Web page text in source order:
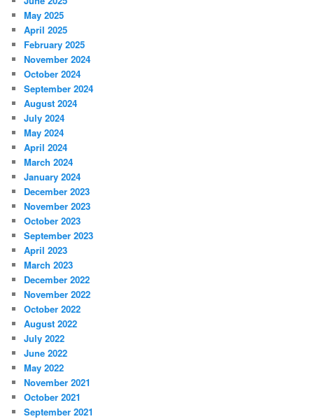
May 2025
April 2025
February 2025
November 2024
October 2024
September 2024
August 2024
July 2024
May 2024
April 2024
March 2024
January 2024
December 2023
November 2023
October 2023
September 2023
April 2023
March 2023
December 2022
November 2022
October 2022
August 2022
July 2022
June 2022
May 2022
November 2021
October 2021
September 2021